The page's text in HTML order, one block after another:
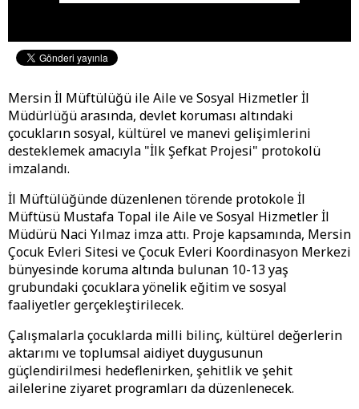
Mersin İl Müftülüğü ile Aile ve Sosyal Hizmetler İl
Müdürlüğü arasında, devlet koruması altındaki
çocukların sosyal, kültürel ve manevi gelişimlerini
desteklemek amacıyla "İlk Şefkat Projesi" protokolü
imzalandı.
İl Müftülüğünde düzenlenen törende protokole İl
Müftüsü Mustafa Topal ile Aile ve Sosyal Hizmetler İl
Müdürü Naci Yılmaz imza attı. Proje kapsamında, Mersin
Çocuk Evleri Sitesi ve Çocuk Evleri Koordinasyon Merkezi
bünyesinde koruma altında bulunan 10-13 yaş
grubundaki çocuklara yönelik eğitim ve sosyal
faaliyetler gerçekleştirilecek.
Çalışmalarla çocuklarda milli bilinç, kültürel değerlerin
aktarımı ve toplumsal aidiyet duygusunun
güçlendirilmesi hedeflenirken, şehitlik ve şehit
ailelerine ziyaret programları da düzenlenecek.